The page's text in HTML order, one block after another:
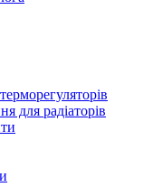
для радіаторів